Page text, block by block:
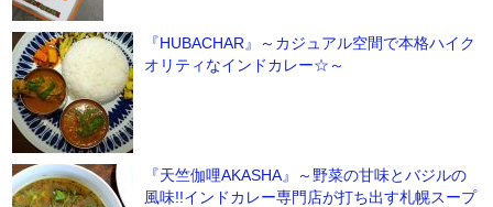
『HUBACHAR』～カジュアル空間で本格ハイク
オリティなインドカレー☆～
『天竺伽哩AKASHA』～野菜の甘味とバジルの
風味!!インドカレー専門店が打ち出す札幌スープ